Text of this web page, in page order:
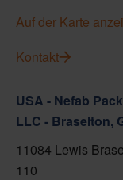
Auf der Karte
Kontakt
USA - Nefab
LLC - Braselton,
11084 Lewis
110